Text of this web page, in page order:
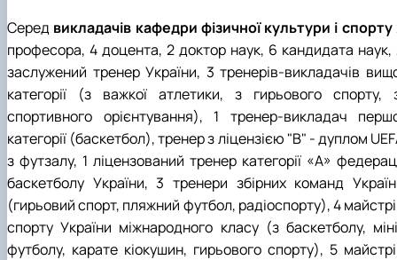
Серед викладачів кафедри фізичної культури і спорту
професора, 4 доцента, 2 доктор наук, 6 кандидата наук,
заслужений тренер України, 3 тренерів-викладачів
категорії (з важкої атлетики, з гирьового спорту,
спортивного орієнтування), 1 тренер-викладач
категорії (баскетбол), тренер з ліцензією "В" - дуплом
з футзалу, 1 ліцензований тренер категорії «А»
баскетболу України, 3 тренери збірних команд
(гирьовий спорт, пляжний футбол, радіоспорту), 4
спорту України міжнародного класу (з баскетболу,
футболу, карате кіокушин, гирьового спорту), 5